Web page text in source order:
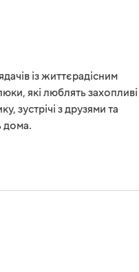
із життєрадісним
які люблять захопливі
зустрічі з друзями та
дома.